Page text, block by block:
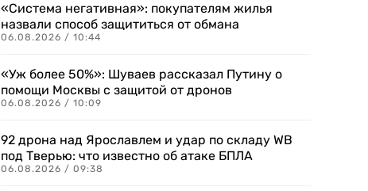
«Система негативная»: покупателям жилья
назвали способ защититься от обмана
06.08.2026 / 10:44
«Уж более 50%»: Шуваев рассказал Путину о
помощи Москвы с защитой от дронов
06.08.2026 / 10:09
92 дрона над Ярославлем и удар по складу WB
под Тверью: что известно об атаке БПЛА
06.08.2026 / 09:38